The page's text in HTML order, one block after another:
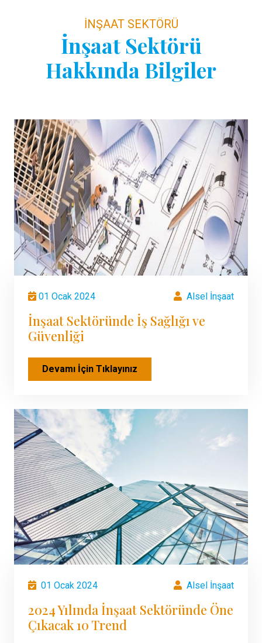
İNŞAAT SEKTÖRÜ
İnşaat Sektörü
Hakkında Bilgiler
01 Ocak 2024 Alsel İnşaat
İnşaat Sektöründe İş Sağlığı ve
Güvenliği
Devamı İçin Tıklayınız
01 Ocak 2024 Alsel İnşaat
2024 Yılında İnşaat Sektöründe Öne
Çıkacak 10 Trend